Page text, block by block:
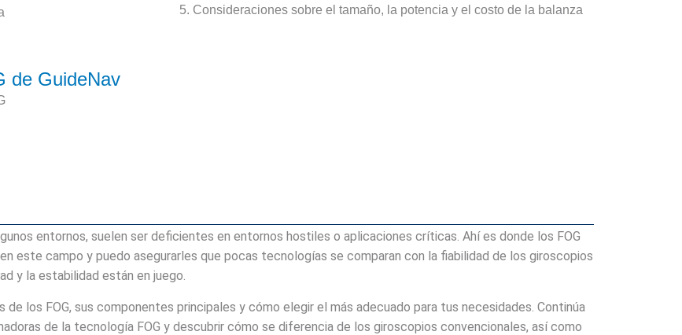
Consideraciones sobre el tamaño, la potencia y el costo de la balanza
de GuideNav
entornos, suelen ser deficientes en entornos hostiles o aplicaciones críticas. Ahí es donde los FOG
este campo y puedo asegurarles que pocas tecnologías se comparan con la fiabilidad de los giroscopios
y la estabilidad están en juego.
los FOG, sus componentes principales y cómo elegir el más adecuado para tus necesidades. Continúa
de la tecnología FOG y descubrir cómo se diferencia de los giroscopios convencionales, así como